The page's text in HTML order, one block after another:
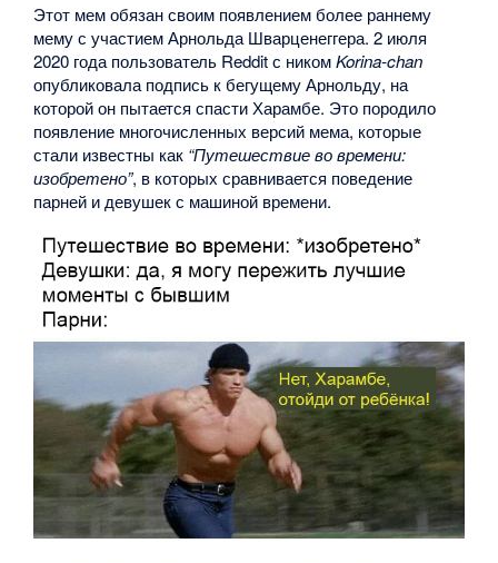
Этот мем обязан своим появлением более раннему
мему с участием Арнольда Шварценеггера. 2 июля
2020 года пользователь Reddit с никомKorina-chan
опубликовала подпись к бегущему Арнольду, на
которой он пытается спасти Харамбе. Это породило
появление многочисленных версий мема, которые
стали известны как “Путешествие во времени:
изобретено”, в которых сравнивается поведение
парней и девушек с машиной времени.